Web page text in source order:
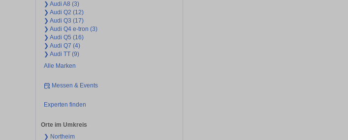
❯ Audi A8 (3)
❯ Audi Q2 (12)
❯ Audi Q3 (17)
❯ Audi Q4 e-tron (3)
❯ Audi Q5 (16)
❯ Audi Q7 (4)
❯ Audi TT (9)
Alle Marken
Messen & Events
Experten finden
Orte im Umkreis
❯ Northeim